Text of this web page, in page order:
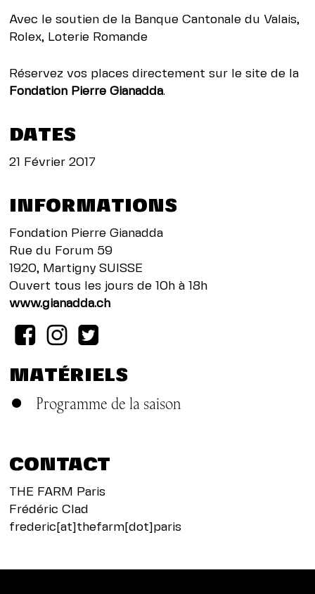
Avec le soutien de la Banque Cantonale du Valais,
Rolex, Loterie Romande
Réservez vos places directement sur le site de la
Fondation Pierre Gianadda.
DATES
21 Février 2017
INFORMATIONS
Fondation Pierre Gianadda
Rue du Forum 59
1920, Martigny SUISSE
Ouvert tous les jours de 10h à 18h
www.gianadda.ch
MATÉRIELS
Programme de la saison
CONTACT
THE FARM Paris
Frédéric Clad
frederic[at]thefarm[dot]paris